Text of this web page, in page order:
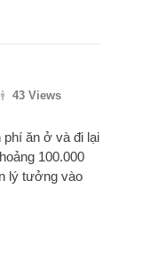
43 Views
ăn ở và đi lại
100.000
lý tưởng vào